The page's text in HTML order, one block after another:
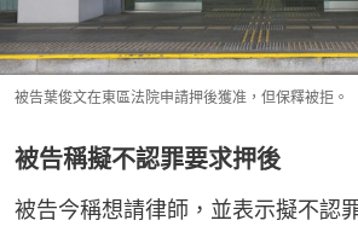
被告葉俊文在東區法院申請押後獲准，但保釋被拒。
被告稱擬不認罪要求押後
被告今稱想請律師，並表示擬不認